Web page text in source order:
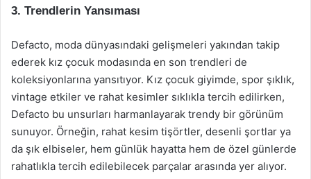
3. Trendlerin Yansıması
Defacto, moda dünyasındaki gelişmeleri yakından takip
ederek kız çocuk modasında en son trendleri de
koleksiyonlarına yansıtıyor. Kız çocuk giyimde, spor şıklık,
vintage etkiler ve rahat kesimler sıklıkla tercih edilirken,
Defacto bu unsurları harmanlayarak trendy bir görünüm
sunuyor. Örneğin, rahat kesim tişörtler, desenli şortlar ya
da şık elbiseler, hem günlük hayatta hem de özel günlerde
rahatlıkla tercih edilebilecek parçalar arasında yer alıyor.